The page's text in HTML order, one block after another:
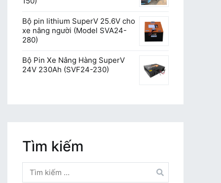
Bộ pin lithium SuperV 25.6V cho
xe nâng người (Model SVA24-
280)
Bộ Pin Xe Nâng Hàng SuperV
24V 230Ah (SVF24-230)
Tìm kiếm
kiếm